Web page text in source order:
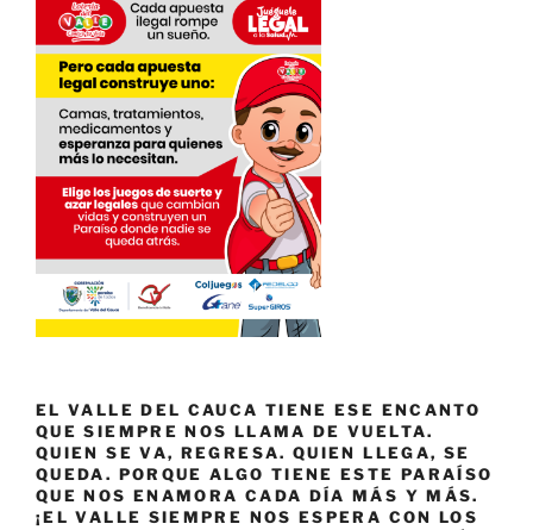
EL VALLE DEL CAUCA TIENE ESE ENCANTO
QUE SIEMPRE NOS LLAMA DE VUELTA.
QUIEN SE VA, REGRESA. QUIEN LLEGA, SE
QUEDA. PORQUE ALGO TIENE ESTE PARAÍSO
QUE NOS ENAMORA CADA DÍA MÁS Y MÁS.
¡EL VALLE SIEMPRE NOS ESPERA CON LOS